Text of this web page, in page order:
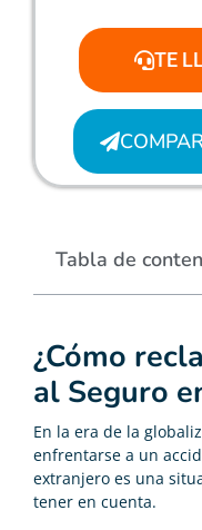
¿Cómo
al Seguro
En la era de la
enfrentarse a un
extranjero es una
tener en cuenta.
TE
Tabla de